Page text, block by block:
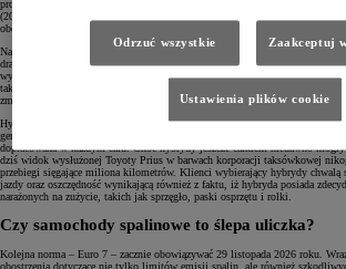
producentach stosowanie bardziej zaawansowanych technologii, takich jak
(2009) po raz kolejny obniżyły dopuszczalne poziomy emisji, szczególnie
obostrzeń było m.in. powszechne wprowadzenie filtrów cząstek stałych (DPF)
Najnowsza norma – Euro 6 – obowiązuje od 2014 roku, choć wiele razy ją
drastycznego ograniczenia emisji tlenków azotu i cząstek stałych, zwłaszcza
wysokoprężnymi, producenci zostali zmuszeni do zastosowania jeszcze
takich jak systemy oczyszczania spalin wykorzystujące AdBlue czyli wodny
zmieszany ze spalinami oczyszcza je.
Hybrydy tradycyjne istnieją na rynku bardzo długo, a konkretnie od 1997
generacja Toyoty Prius. Kolejne, coraz lepsze wersje napędu hybrydowego
dopracowana w każdym calu. Choć hybrydy jeszcze całkiem niedawno
dziś widok wysłużonej Toyoty Prius w barwach korporacji taksówkowej
przebiegi sięgające miliona kilometrów. Klienci wybierający hybrydy chwalą
jazdy oraz oszczędność wynikającą również z faktu, iż hybryda posiada
narażonych na zużycie, takich jak sprzęgło, paski osprzętu i rolki.
Czy samochody spalinowe to ślepa uliczka?
Kolejna norma – Euro 7 – zacznie obowiązywać 29 listopada 2026 roku.
Odrzuć wszystkie Zaakceptuj
Ustawienia plików cookie